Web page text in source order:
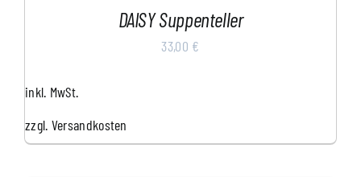
DAISY Suppenteller
33,00 €
inkl. MwSt.
zzgl. Versandkosten